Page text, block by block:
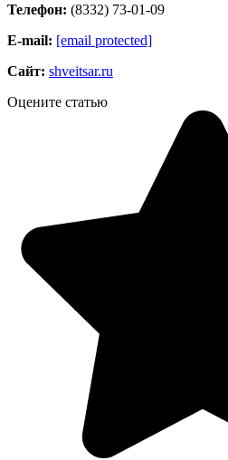
Телефон: (8332) 73-01-09
Е-mail: [email protected]
Сайт: shveitsar.ru
Оцените статью